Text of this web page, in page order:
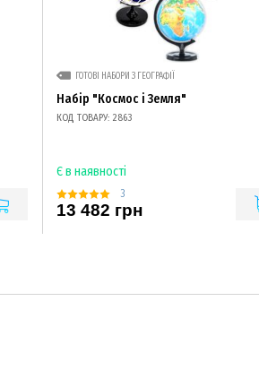
ГОТОВІ НАБОРИ З ГЕОГРАФІЇ
Набір "Космос і Земля"
КОД ТОВАРУ: 2863
Є в наявності
3
13 482 грн